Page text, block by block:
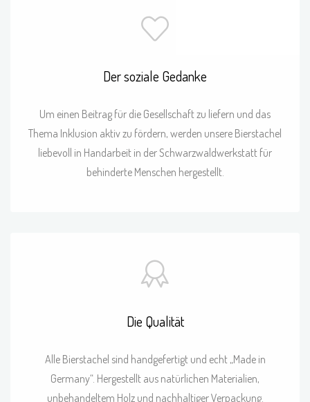
Der soziale Gedanke
Um einen Beitrag für die Gesellschaft zu liefern und das
Thema Inklusion aktiv zu fördern, werden unsere Bierstachel
liebevoll in Handarbeit in der Schwarzwaldwerkstatt für
behinderte Menschen hergestellt.
Die Qualität
Alle Bierstachel sind handgefertigt und echt „Made in
Germany“. Hergestellt aus natürlichen Materialien,
unbehandeltem Holz und nachhaltiger Verpackung.